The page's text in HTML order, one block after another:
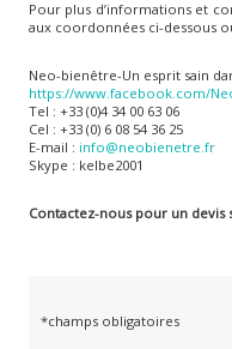
Pour plus d’informations et
aux coordonnées ci-dessous
Neo-bienêtre-Un esprit sain
https://www.facebook.com/
Tel : +33 (0)4 34 00 63 06
Cel : +33 (0) 6 08 54 36 25
E-mail : info@neobienetre.fr
Skype : kelbe2001
Contactez-nous pour un devis
*champs obligatoires